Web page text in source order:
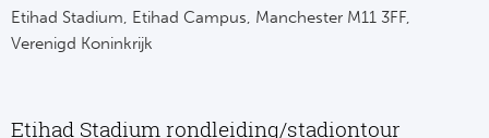
Etihad Stadium, Etihad Campus, Manchester M11 3FF,
Verenigd Koninkrijk
Etihad Stadium rondleiding/stadiontour